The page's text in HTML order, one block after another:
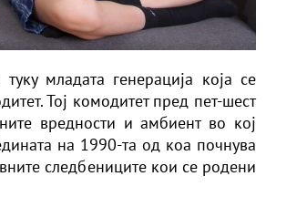
младата генерација која се
Тој комодитет пред пет-шест
вредности и амбиент во кој
на 1990-та од коа почнува
следбениците кои се родени